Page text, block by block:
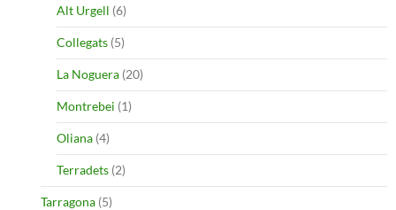
Alt Urgell (6)
Collegats (5)
La Noguera (20)
Montrebei (1)
Oliana (4)
Terradets (2)
Tarragona (5)